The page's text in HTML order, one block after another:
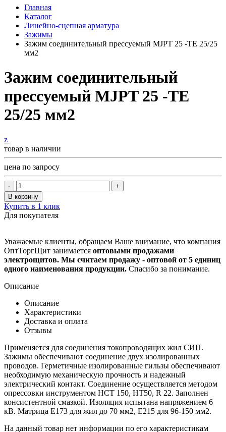
Главная
Каталог
Линейно-сцепная арматура
Зажимы
Зажим соединительный прессуемый MJPT 25 -ТЕ 25/25
мм2
Зажим соединительный
прессуемый MJPT 25 -ТЕ
25/25 мм2
z
товар в наличии
цена по запросу
-
+
В корзину
Купить в 1 клик
Для покупателя
Уважаемые клиенты, обращаем Ваше внимание, что компания
ОптТоргЩит занимается оптовыми продажами
электрощитов. Мы считаем продажу - оптовой от 5 единиц
одного наименования продукции. Спасибо за понимание.
Описание
Описание
Характеристики
Доставка и оплата
Отзывы
Применяется для соединения токопроводящих жил СИП.
Зажимы обеспечивают соединение двух изолированных
проводов. Герметичные изолированные гильзы обеспечивают
необходимую механическую прочность и надежный
электрический контакт. Соединение осуществляется методом
опрессовки инструментом НСТ 150, НТ50, R 22. Заполнен
консистентной смазкой. Изоляция испытана напряжением 6
кВ. Матрица Е173 для жил до 70 мм2, Е215 для 96-150 мм2.
На данный товар нет информации по его характеристикам